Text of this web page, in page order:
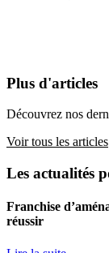
Plus d'articles
Découvrez nos
Voir tous les articles
Les actualités
Franchise
réussir